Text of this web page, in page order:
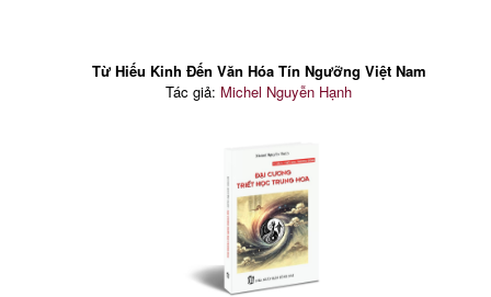
Từ Hiếu Kinh Đến Văn Hóa Tín Ngưỡng Việt Nam
Tác giả: Michel Nguyễn Hạnh